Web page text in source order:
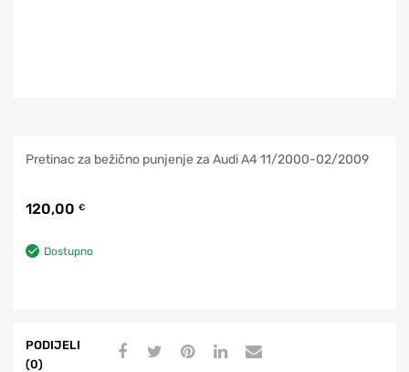
Pretinac za bežično punjenje za Audi A4 11/2000-02/2009
120,00 €
Dostupno
PODIJELI
(0)